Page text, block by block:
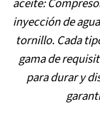
Worthington
Compresores